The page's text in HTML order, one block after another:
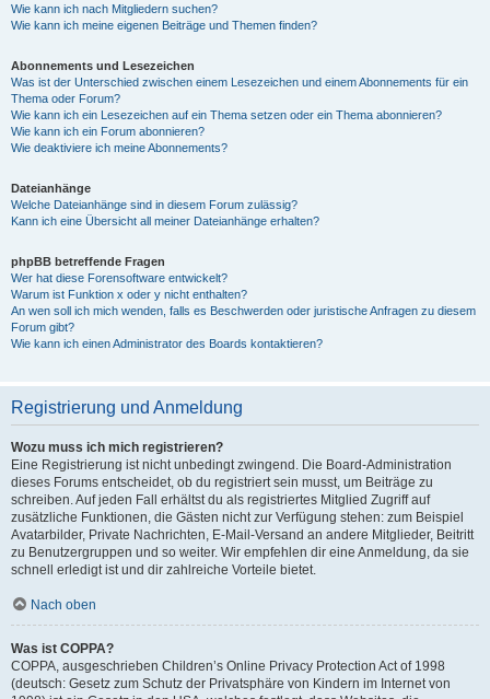
Wie kann ich nach Mitgliedern suchen?
Wie kann ich meine eigenen Beiträge und Themen finden?
Abonnements und Lesezeichen
Was ist der Unterschied zwischen einem Lesezeichen und einem Abonnements für ein
Thema oder Forum?
Wie kann ich ein Lesezeichen auf ein Thema setzen oder ein Thema abonnieren?
Wie kann ich ein Forum abonnieren?
Wie deaktiviere ich meine Abonnements?
Dateianhänge
Welche Dateianhänge sind in diesem Forum zulässig?
Kann ich eine Übersicht all meiner Dateianhänge erhalten?
phpBB betreffende Fragen
Wer hat diese Forensoftware entwickelt?
Warum ist Funktion x oder y nicht enthalten?
An wen soll ich mich wenden, falls es Beschwerden oder juristische Anfragen zu diesem
Forum gibt?
Wie kann ich einen Administrator des Boards kontaktieren?
Registrierung und Anmeldung
Wozu muss ich mich registrieren?
Eine Registrierung ist nicht unbedingt zwingend. Die Board-Administration
dieses Forums entscheidet, ob du registriert sein musst, um Beiträge zu
schreiben. Auf jeden Fall erhältst du als registriertes Mitglied Zugriff auf
zusätzliche Funktionen, die Gästen nicht zur Verfügung stehen: zum Beispiel
Avatarbilder, Private Nachrichten, E-Mail-Versand an andere Mitglieder, Beitritt
zu Benutzergruppen und so weiter. Wir empfehlen dir eine Anmeldung, da sie
schnell erledigt ist und dir zahlreiche Vorteile bietet.
Nach oben
Was ist COPPA?
COPPA, ausgeschrieben Children’s Online Privacy Protection Act of 1998
(deutsch: Gesetz zum Schutz der Privatsphäre von Kindern im Internet von